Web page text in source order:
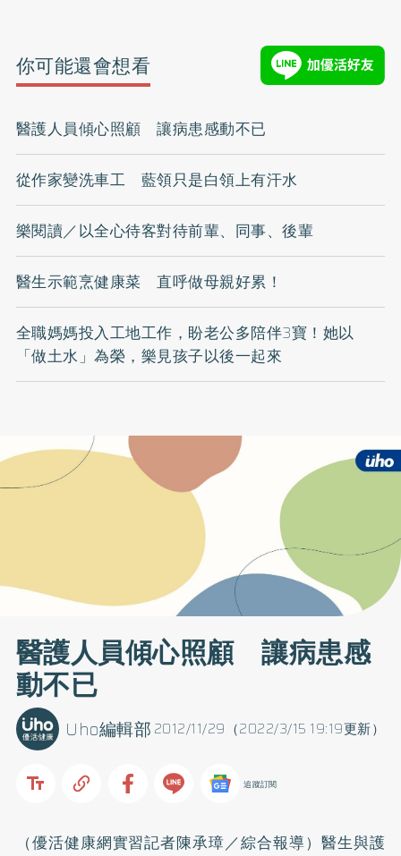
你可能還會想看
醫護人員傾心照顧 讓病患感動不已
從作家變洗車工 藍領只是白領上有汗水
樂閱讀／以全心待客對待前輩、同事、後輩
醫生示範烹健康菜 直呼做母親好累！
全職媽媽投入工地工作，盼老公多陪伴3寶！她以
「做土水」為榮，樂見孩子以後一起來
醫護人員傾心照顧 讓病患感
動不已
2012/11/29（2022/3/15 19:19更新）
Uho編輯部
追蹤訂閱
（優活健康網實習記者陳承璋／綜合報導）醫生與護